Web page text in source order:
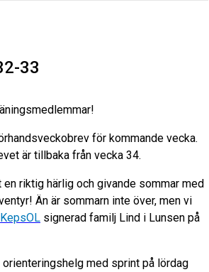
33
för kommande vecka.
är tillbaka från vecka 34.
en riktig härlig och givande sommar med
Än är sommarn inte över, men vi
KepsOL signerad familj Lind i Lunsen på
orienteringshelg med sprint på lördag